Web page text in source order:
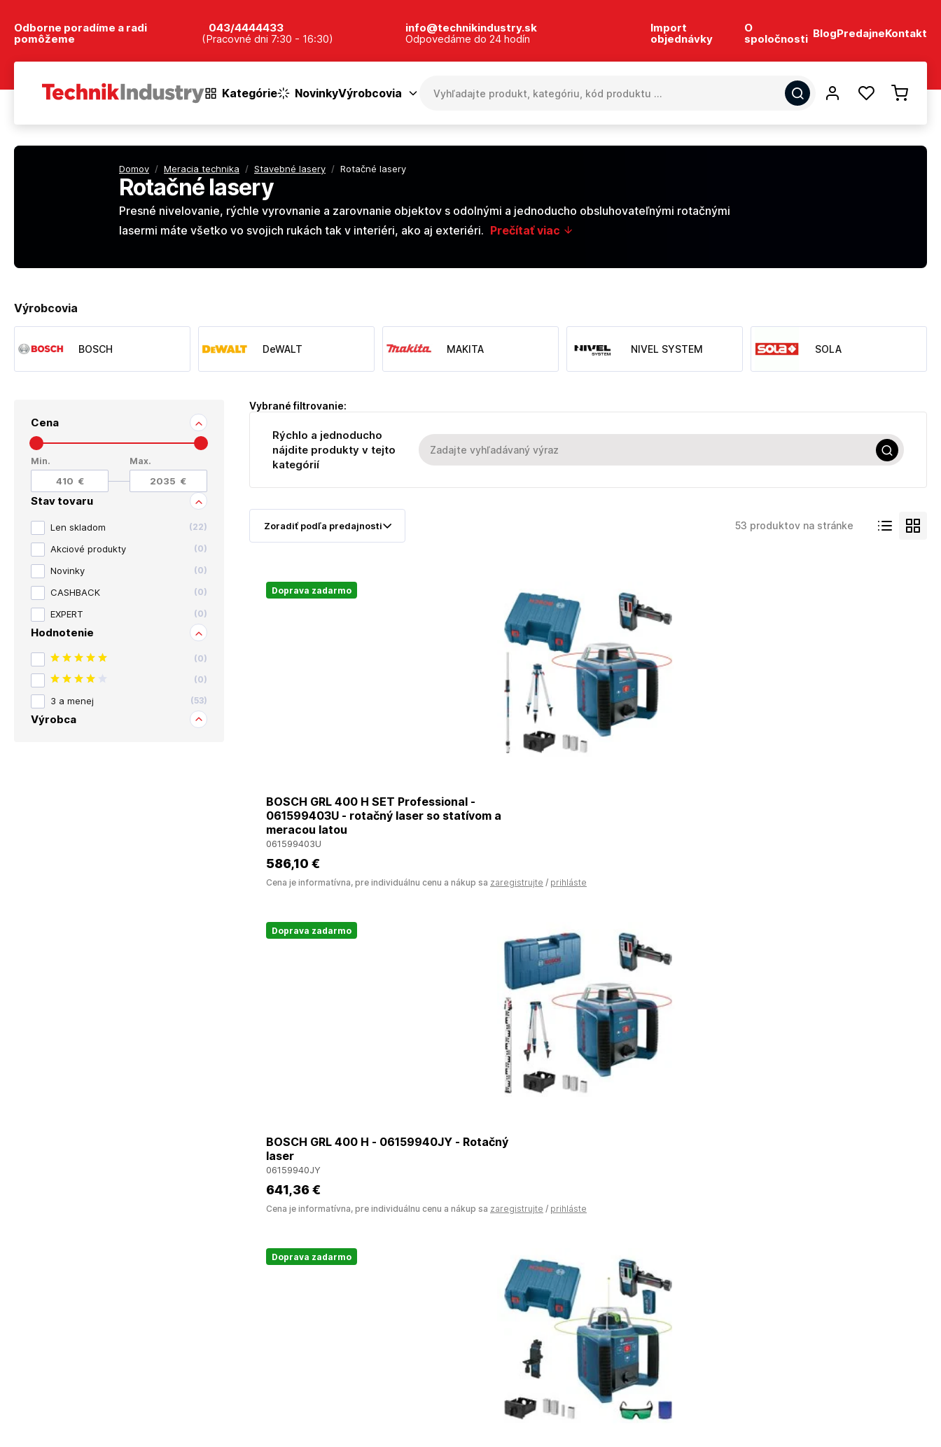
Odborne poradíme a radi
pomôžeme
043/4444433
(Pracovné dni 7:30 - 16:30)
info@technikindustry.sk
Odpovedáme do 24 hodín
Import
objednávky
O
spoločnosti BlogPredajneKontakt
Kategórie NovinkyVýrobcovia
Domov / Meracia technika / Stavebné lasery / Rotačné lasery
Rotačné lasery
Presné nivelovanie, rýchle vyrovnanie a zarovnanie objektov s odolnými a jednoducho obsluhovateľnými rotačnými
lasermi máte všetko vo svojich rukách tak v interiéri, ako aj exteriéri. Prečítať viac
Cena
Min. Max.
Stav tovaru
Len skladom (22)
Akciové produkty (0)
Novinky (0)
CASHBACK (0)
EXPERT (0)
Hodnotenie
(0)
(0)
3 a menej (53)
Výrobca
Výrobcovia
BOSCH DeWALT MAKITA NIVEL SYSTEM SOLA
Vybrané filtrovanie:
Rýchlo a jednoducho
nájdite produkty v tejto
kategórií
53 produktov na stránke
Doprava zadarmo
BOSCH GRL 400 H SET Professional -
061599403U - rotačný laser so statívom a
meracou latou
061599403U
586,10 €
Cena je informatívna, pre individuálnu cenu a nákup sa zaregistrujte / prihláste
Doprava zadarmo
BOSCH GRL 400 H - 06159940JY - Rotačný
laser
06159940JY
641,36 €
Cena je informatívna, pre individuálnu cenu a nákup sa zaregistrujte / prihláste
Doprava zadarmo